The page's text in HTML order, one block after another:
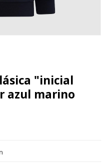
"inicial
azul marino